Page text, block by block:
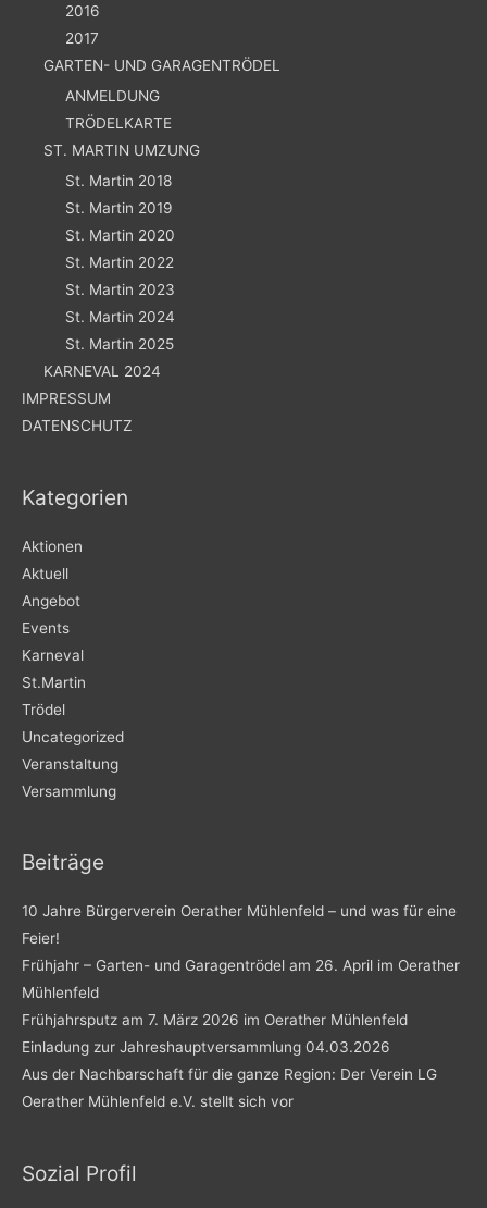
2016
2017
GARTEN- UND GARAGENTRÖDEL
ANMELDUNG
TRÖDELKARTE
ST. MARTIN UMZUNG
St. Martin 2018
St. Martin 2019
St. Martin 2020
St. Martin 2022
St. Martin 2023
St. Martin 2024
St. Martin 2025
KARNEVAL 2024
IMPRESSUM
DATENSCHUTZ
Kategorien
Aktionen
Aktuell
Angebot
Events
Karneval
St.Martin
Trödel
Uncategorized
Veranstaltung
Versammlung
Beiträge
10 Jahre Bürgerverein Oerather Mühlenfeld – und was für eine
Feier!
Frühjahr – Garten- und Garagentrödel am 26. April im Oerather
Mühlenfeld
Frühjahrsputz am 7. März 2026 im Oerather Mühlenfeld
Einladung zur Jahreshauptversammlung 04.03.2026
Aus der Nachbarschaft für die ganze Region: Der Verein LG
Oerather Mühlenfeld e.V. stellt sich vor
Sozial Profil